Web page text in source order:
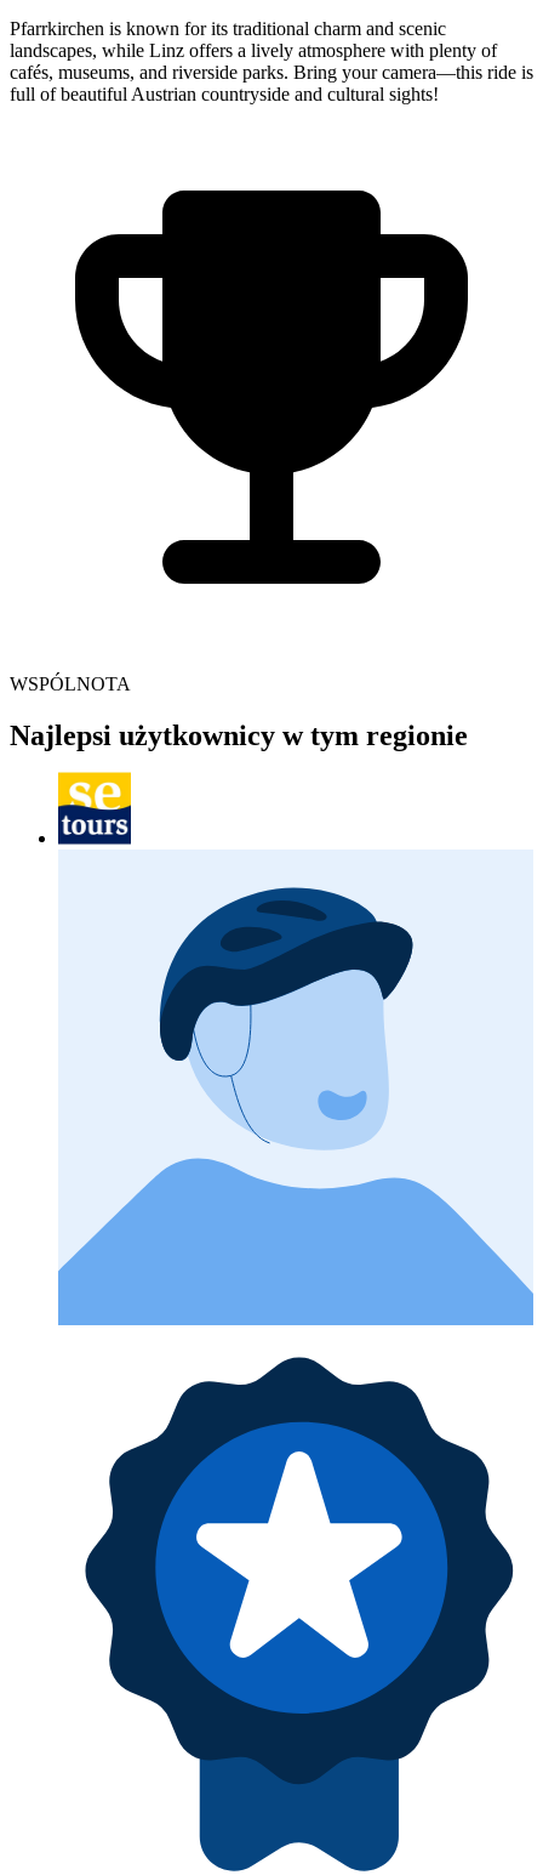
Pfarrkirchen is known for its traditional charm and scenic
landscapes, while Linz offers a lively atmosphere with plenty of
cafés, museums, and riverside parks. Bring your camera—this ride is
full of beautiful Austrian countryside and cultural sights!
WSPÓLNOTA
Najlepsi użytkownicy w tym regionie